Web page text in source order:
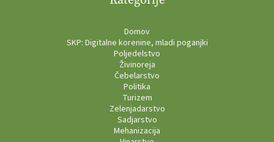
Domov
SKP: Digitalne korenine, mladi poganjki
Poljedelstvo
Živinoreja
Čebelarstvo
Politika
Turizem
Zelenjadarstvo
Sadjarstvo
Mehanizacija